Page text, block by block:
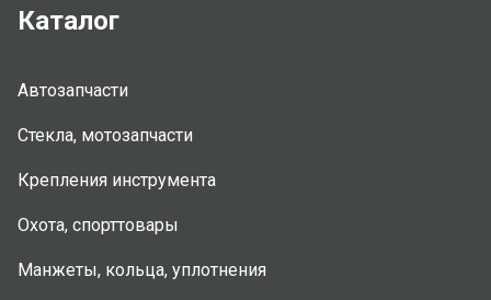
Каталог
Автозапчасти
Стекла, мотозапчасти
Крепления инструмента
Охота, спорттовары
Манжеты, кольца, уплотнения